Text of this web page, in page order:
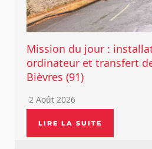
Mission du jour :
ordinateur et transfert
Bièvres (91)
2 Août 2026
LIRE LA SUITE